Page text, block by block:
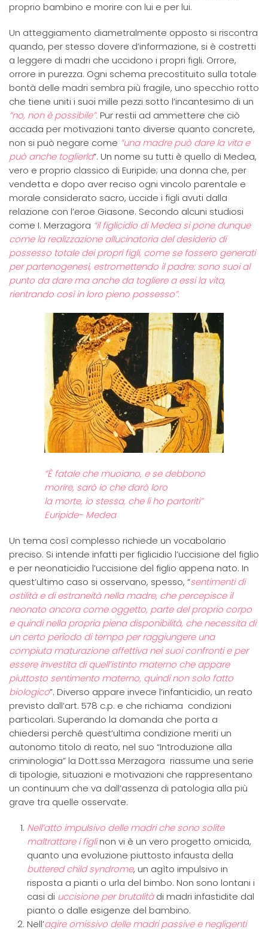
proprio bambino e morire con lui e per lui.
Un atteggiamento diametralmente opposto si riscontra
quando, per stesso dovere d’informazione, si è costretti
a leggere di madri che uccidono i propri figli. Orrore,
orrore in purezza. Ogni schema precostituito sulla totale
bontà delle madri sembra più fragile, uno specchio rotto
che tiene uniti i suoi mille pezzi sotto l’incantesimo di un
“no, non è possibile”.Pur restii ad ammettere che ciò
accada per motivazioni tanto diverse quanto concrete,
non si può negare come “una madre può dare la vita e
può anche toglierla”. Un nome su tutti è quello di Medea,
vero e proprio classico di Euripide; una donna che, per
vendetta e dopo aver reciso ogni vincolo parentale e
morale considerato sacro, uccide i figli avuti dalla
relazione con l’eroe Giasone. Secondo alcuni studiosi
come I. Merzagora “il figlicidio di Medea si pone dunque
come la realizzazione allucinatoria del desiderio di
possesso totale dei propri figli, come se fossero generati
per partenogenesi, estromettendo il padre: sono suoi al
punto da dare ma anche da togliere a essi la vita,
rientrando così in loro pieno possesso”.
“È fatale che muoiano, e se debbono
morire, sarò io che darò loro
la morte, io stessa, che li ho partoriti”
Euripide- Medea
Un tema così complesso richiede un vocabolario
preciso. Si intende infatti per figlicidio l’uccisione del figlio
e per neonaticidio l’uccisione del figlio appena nato. In
quest’ultimo caso si osservano, spesso, “sentimenti di
ostilità e di estraneità nella madre, che percepisce il
neonato ancora come oggetto, parte del proprio corpo
e quindi nella propria piena disponibilità, che necessita di
un certo periodo di tempo per raggiungere una
compiuta maturazione affettiva nei suoi confronti e per
essere investita di quell’istinto materno che appare
piuttosto sentimento materno, quindi non solo fatto
biologico”. Diverso appare invece l’infanticidio, un reato
previsto dall’art. 578 c.p. e che richiama condizioni
particolari. Superando la domanda che porta a
chiedersi perché quest’ultima condizione meriti un
autonomo titolo di reato, nel suo “Introduzione alla
criminologia” la Dott.ssa Merzagora riassume una serie
di tipologie, situazioni e motivazioni che rappresentano
un continuum che va dall’assenza di patologia alla più
grave tra quelle osservate.
Nell’atto impulsivo delle madri che sono solite
maltrattare i figlinon vi è un vero progetto omicida,
quanto una evoluzione piuttosto infausta della
buttered child syndrome, un agìto impulsivo in
risposta a pianti o urla del bimbo. Non sono lontani i
casi di uccisione per brutalitàdi madri infastidite dal
pianto o dalle esigenze del bambino.
Nell’agire omissivo delle madri passive e negligenti